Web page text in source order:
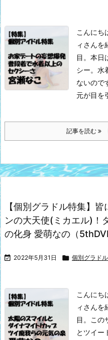
こんにち
ィさんを
目。本日
シー。水
ないので
元が目を
記事を読む
【個別グラドル特集】
ンの大天使(ミカエル)！
の化身 愛萌なの（
 2022年5月31日  個別グラド
こんにち
ィさんを
目。この
とツイー